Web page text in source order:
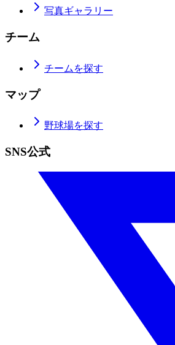
写真ギャラリー
チーム
チームを探す
マップ
野球場を探す
SNS公式